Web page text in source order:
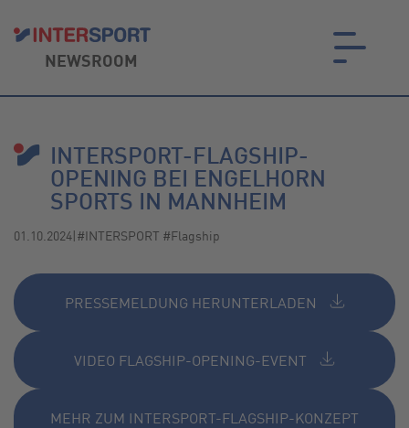
NEWSROOM
INTERSPORT-FLAGSHIP-
OPENING BEI ENGELHORN
SPORTS IN MANNHEIM
01.10.2024|#INTERSPORT #Flagship
PRESSEMELDUNG HERUNTERLADEN
VIDEO FLAGSHIP-OPENING-EVENT
MEHR ZUM INTERSPORT-FLAGSHIP-KONZEPT